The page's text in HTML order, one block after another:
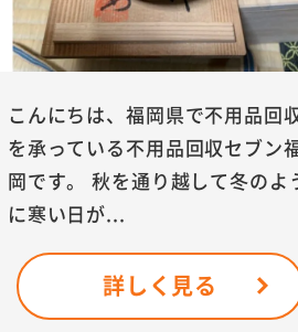
こんにちは、福岡県で不用品回
を承っている不用品回収セブン
岡です。 秋を通り越して冬のよ
に寒い日が...
詳しく見る